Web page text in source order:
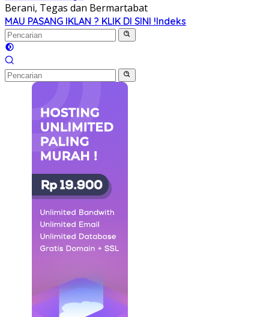
Berani, Tegas dan Bermartabat
MAU PASANG IKLAN ? KLIK DI SINI !Indeks